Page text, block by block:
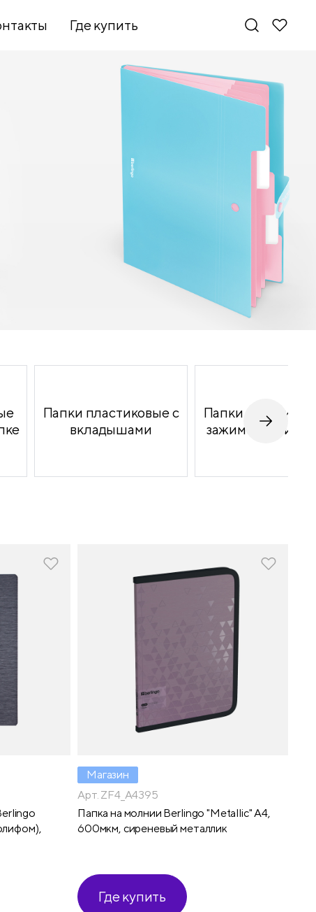
Где купить
Папки пластиковые с
вкладышами
Папки
зажимом/
Магазин
Арт. ZF4_A4395
Папка на молнии Berlingo "Metallic" А4,
600мкм, сиреневый металлик
Где купить